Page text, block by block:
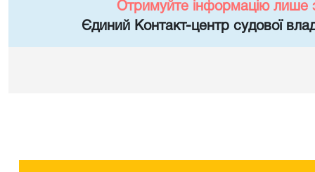
Отримуйте інформацію лише
Єдиний Контакт-центр судової